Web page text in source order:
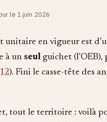
le 1 juin 2026
en vigueur est
à un seul guichet
). Fini le casse-tête des
tout le territoire : voilà